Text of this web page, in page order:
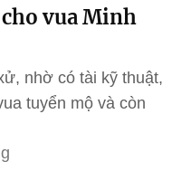
vua Minh
nhờ có tài kỹ thuật,
tuyển mộ và còn